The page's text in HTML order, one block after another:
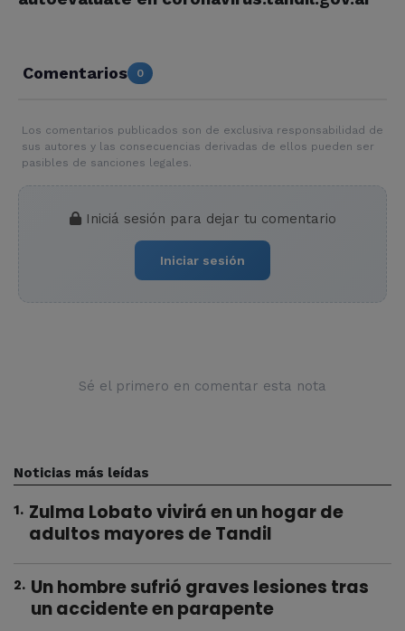
Comentarios 0
Los comentarios publicados son de exclusiva responsabilidad de
sus autores y las consecuencias derivadas de ellos pueden ser
pasibles de sanciones legales.
Iniciá sesión para dejar tu comentario
Iniciar sesión
Sé el primero en comentar esta nota
Noticias más leídas
1. Zulma Lobato vivirá en un hogar de
adultos mayores de Tandil
2. Un hombre sufrió graves lesiones tras
un accidente en parapente